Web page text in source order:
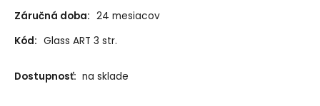
Záručná doba: 24 mesiacov
Kód: Glass ART 3 str.
Dostupnosť: na sklade